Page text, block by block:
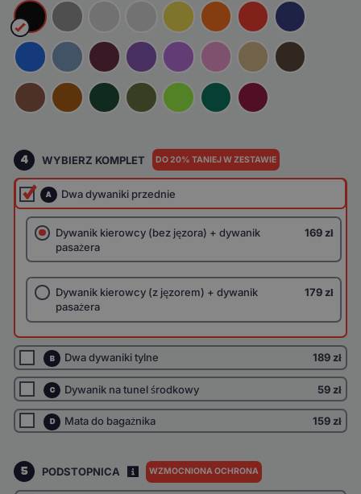
4 WYBIERZ KOMPLET DO 20% TANIEJ W ZESTAWIE
A Dwa dywaniki przednie
Dywanik kierowcy (bez jęzora) + dywanik
pasażera
169 zł
Dywanik kierowcy (z jęzorem) + dywanik
pasażera
179 zł
B Dwa dywaniki tylne 189 zł
C Dywanik na tunel środkowy 59 zł
D Mata do bagażnika 159 zł
5 PODSTOPNICA WZMOCNIONA OCHRONA